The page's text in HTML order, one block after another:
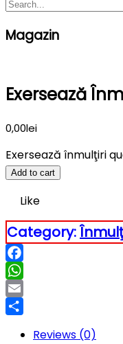
Magazin
Exersează
0,00lei
Exersează înmulţiri
Add to cart
Like
Category:
Facebook
WhatsApp
Email
Reviews (0)